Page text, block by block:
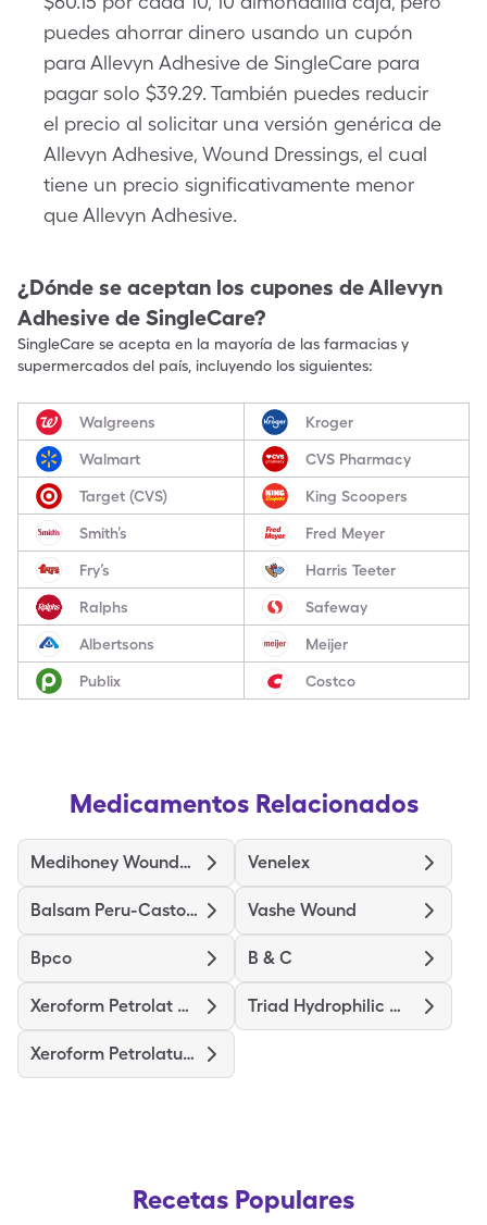
puedes ahorrar dinero usando un cupón
para Allevyn Adhesive de SingleCare para
pagar solo $39.29. También puedes reducir
el precio al solicitar una versión genérica de
Allevyn Adhesive, Wound Dressings, el cual
tiene un precio significativamente menor
que Allevyn Adhesive.
¿Dónde se aceptan los cupones deAllevyn
Adhesive de SingleCare?
SingleCare se acepta en la mayoría de las farmacias y
supermercados del país, incluyendo los siguientes:
Walgreens Kroger
Walmart CVS Pharmacy
Target (CVS) King Scoopers
Smith’s Fred Meyer
Fry’s Harris Teeter
Ralphs Safeway
Albertsons Meijer
Publix Costco
Medicamentos Relacionados
Medihoney Wound/Burn Dressing Venelex
Balsam Peru-Castor Oil Vashe Wound
Bpco B & C
Xeroform Petrolat Patch 4"X4" Triad Hydrophilic Wound Dress
Xeroform Petrolatum Dres 4"X4"
Recetas Populares